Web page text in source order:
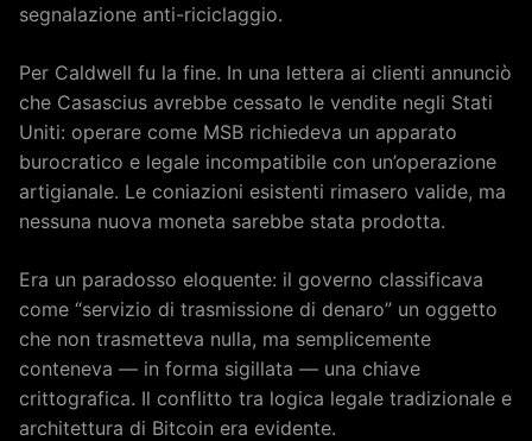
segnalazione anti-riciclaggio.
Per Caldwell fu la fine. In una lettera ai clienti annunciò
che Casascius avrebbe cessato le vendite negli Stati
Uniti: operare come MSB richiedeva un apparato
burocratico e legale incompatibile con un’operazione
artigianale. Le coniazioni esistenti rimasero valide, ma
nessuna nuova moneta sarebbe stata prodotta.
Era un paradosso eloquente: il governo classificava
come “servizio di trasmissione di denaro” un oggetto
che non trasmetteva nulla, ma semplicemente
conteneva — in forma sigillata — una chiave
crittografica. Il conflitto tra logica legale tradizionale e
architettura di Bitcoin era evidente.